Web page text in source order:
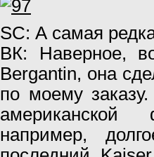
SC: А самая
ВК: Наверное,
Bergantin, она
по моему
например,